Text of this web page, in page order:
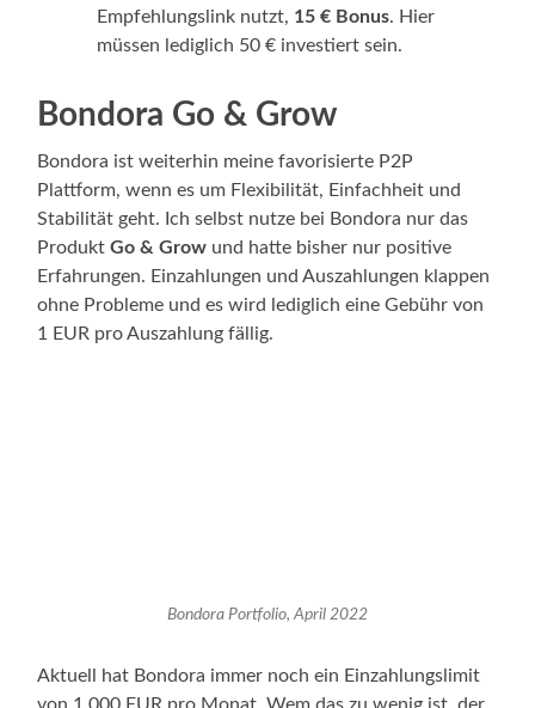
Empfehlungslink nutzt, 15 € Bonus. Hier
müssen lediglich 50 € investiert sein.
Bondora Go & Grow
Bondora ist weiterhin meine favorisierte P2P
Plattform, wenn es um Flexibilität, Einfachheit und
Stabilität geht. Ich selbst nutze bei Bondora nur das
Produkt Go & Grow und hatte bisher nur positive
Erfahrungen. Einzahlungen und Auszahlungen klappen
ohne Probleme und es wird lediglich eine Gebühr von
1 EUR pro Auszahlung fällig.
Bondora Portfolio, April 2022
Aktuell hat Bondora immer noch ein Einzahlungslimit